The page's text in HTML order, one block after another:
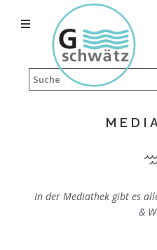
In der Mediathek gibt es
&